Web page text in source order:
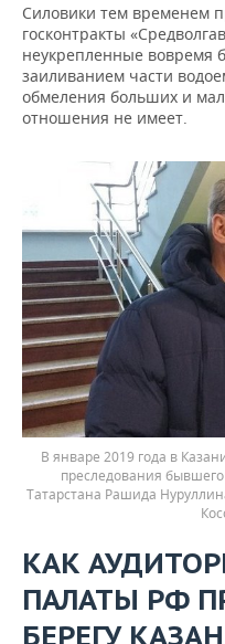
Силовики тем временем
госконтракты
неукрепленные вовремя
заиливанием части
обмеления больших и
отношения не имеет.
В январе 2019 года в
преследования бывшего
Татарстана Рашида
КАК
ПАЛАТЫ РФ
БЕРЕГУ